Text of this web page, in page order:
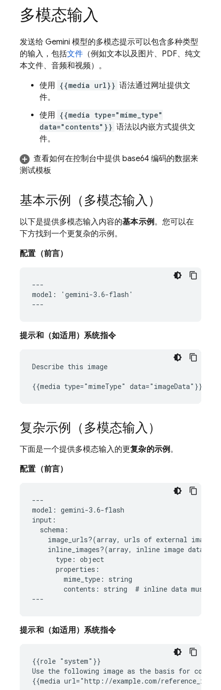
多模态输入
发送给 Gemini 模型的多模态提示可以包含多种类型
的输入，包括文件 （例如文本以及图片、PDF、纯文
本文件、音频和视频）。
使用 {{media url}} 语法通过网址提供文
件。
使用 {{media type="mime_type"
data="contents"}} 语法以内嵌方式提供文
件。
查看如何在控制台中提供 base64 编码的数据来
测试模板
基本示例（多模态输入）
以下是提供多模态输入内容的基本示例。您可以在
下方找到一个更复杂的示例。
配置（前言）
---
model: 'gemini-3.6-flash'
提示和（如适用）系统指令
Describe this image
复杂示例（多模态输入）
下面是一个提供多模态输入的更复杂的示例。
配置（前言）
---
model: gemini-3.6-flash
input:
  schema:
image_urls?(array, urls of external
    inline_images?(array, inline image data):
      type: object
      properties:
        mime_type: string
contents: string  # inline data must
提示和（如适用）系统指令
{{role "system"}}
Use the following image as the basis for
{{media url="http://example.com/